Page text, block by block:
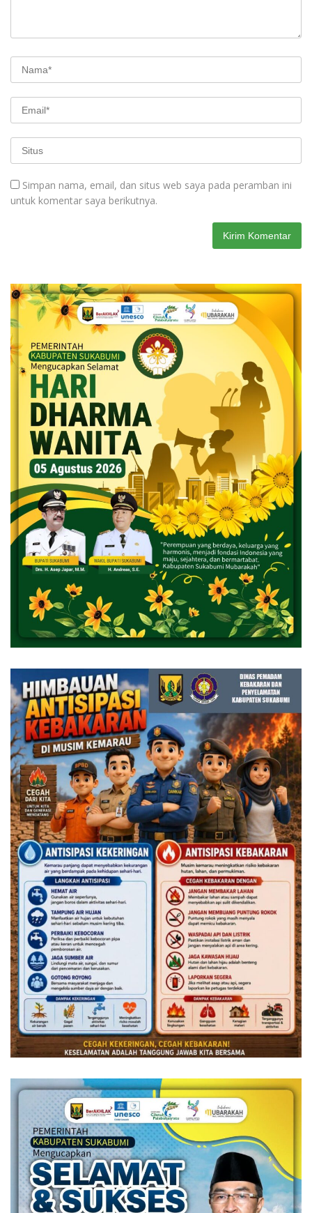
Simpan nama, email, dan situs web saya pada peramban ini
untuk komentar saya berikutnya.